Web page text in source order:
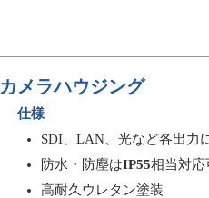
カメラハウジング
仕様
SDI、LAN、光など各出力
防水・防塵はIP55相当対応
高耐久ウレタン塗装